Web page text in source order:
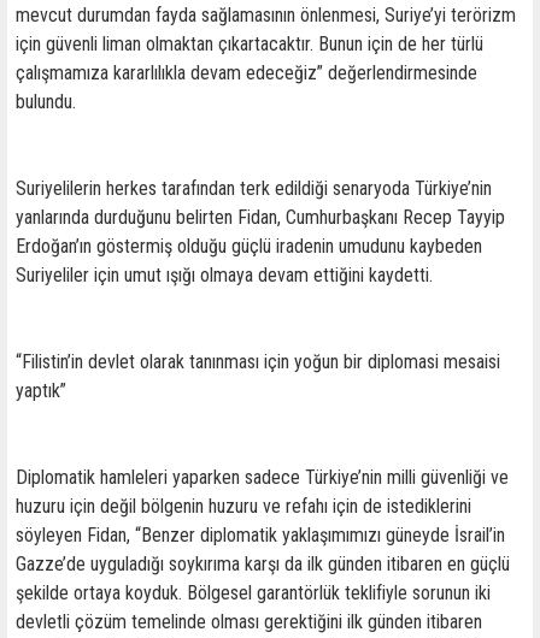
mevcut durumdan fayda sağlamasının önlenmesi, Suriye’yi terörizm
için güvenli liman olmaktan çıkartacaktır. Bunun için de her türlü
çalışmamıza kararlılıkla devam edeceğiz” değerlendirmesinde
bulundu.
Suriyelilerin herkes tarafından terk edildiği senaryoda Türkiye’nin
yanlarında durduğunu belirten Fidan, Cumhurbaşkanı Recep Tayyip
Erdoğan’ın göstermiş olduğu güçlü iradenin umudunu kaybeden
Suriyeliler için umut ışığı olmaya devam ettiğini kaydetti.
“Filistin’in devlet olarak tanınması için yoğun bir diplomasi mesaisi
yaptık”
Diplomatik hamleleri yaparken sadece Türkiye’nin milli güvenliği ve
huzuru için değil bölgenin huzuru ve refahı için de istediklerini
söyleyen Fidan, “Benzer diplomatik yaklaşımımızı güneyde İsrail’in
Gazze’de uyguladığı soykırıma karşı da ilk günden itibaren en güçlü
şekilde ortaya koyduk. Bölgesel garantörlük teklifiyle sorunun iki
devletli çözüm temelinde olması gerektiğini ilk günden itibaren